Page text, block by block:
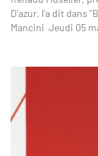
D'azur, l'a dit dans
Mancini Jeudi 05